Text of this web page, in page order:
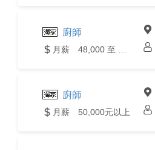
廚師
廚師
月薪 50,000元以上